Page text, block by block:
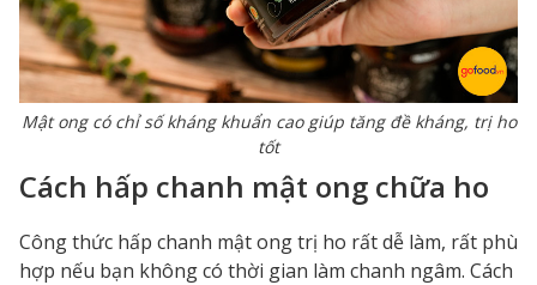
Mật ong có chỉ số kháng khuẩn cao giúp tăng đề kháng, trị ho
tốt
Cách hấp chanh mật ong chữa ho
Công thức hấp chanh mật ong trị ho rất dễ làm, rất phù
hợp nếu bạn không có thời gian làm chanh ngâm. Cách